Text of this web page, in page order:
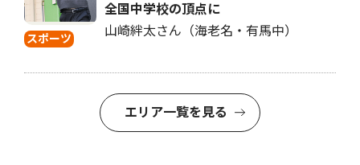
スポーツ
全国中学校の頂点に
山崎絆太さん（海老名・有馬中）
エリア一覧を見る